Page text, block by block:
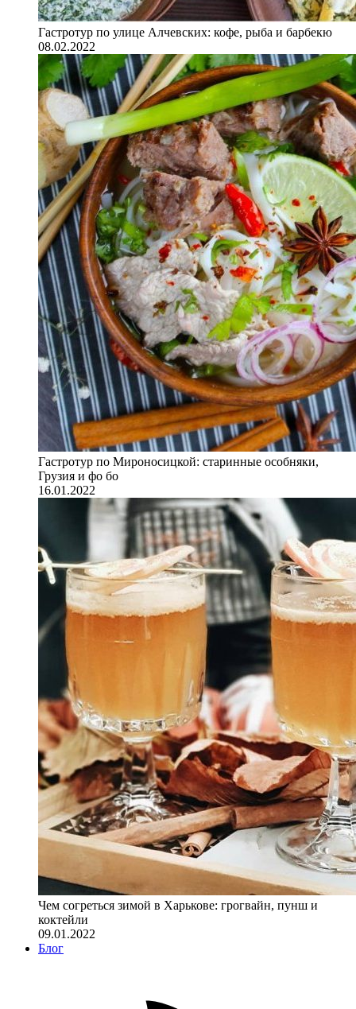
Гастротур по улице Алчевских: кофе, рыба и барбекю
08.02.2022
Гастротур по Мироносицкой: старинные особняки,
Грузия и фо бо
16.01.2022
Чем согреться зимой в Харькове: грогвайн, пунш и
коктейли
09.01.2022
Блог